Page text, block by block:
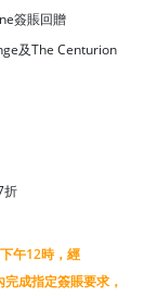
簽賬回贈
及The Centurion
折
午12時，經
成指定簽賬要求，